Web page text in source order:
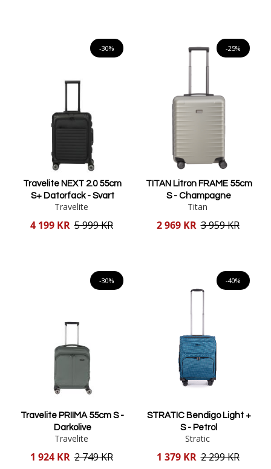
-30%
Travelite NEXT 2.0 55cm
S+ Datorfack - Svart
Travelite
Reducerat
4 199 KR 5 999 KR
-25%
TITAN Litron FRAME 55cm
S - Champagne
Titan
Reducerat
2 969 KR 3 959 KR
-30%
Travelite PRIIMA 55cm S -
Darkolive
Travelite
Reducerat
1 924 KR 2 749 KR
-40%
STRATIC Bendigo Light +
S - Petrol
Stratic
Reducerat
1 379 KR 2 299 KR